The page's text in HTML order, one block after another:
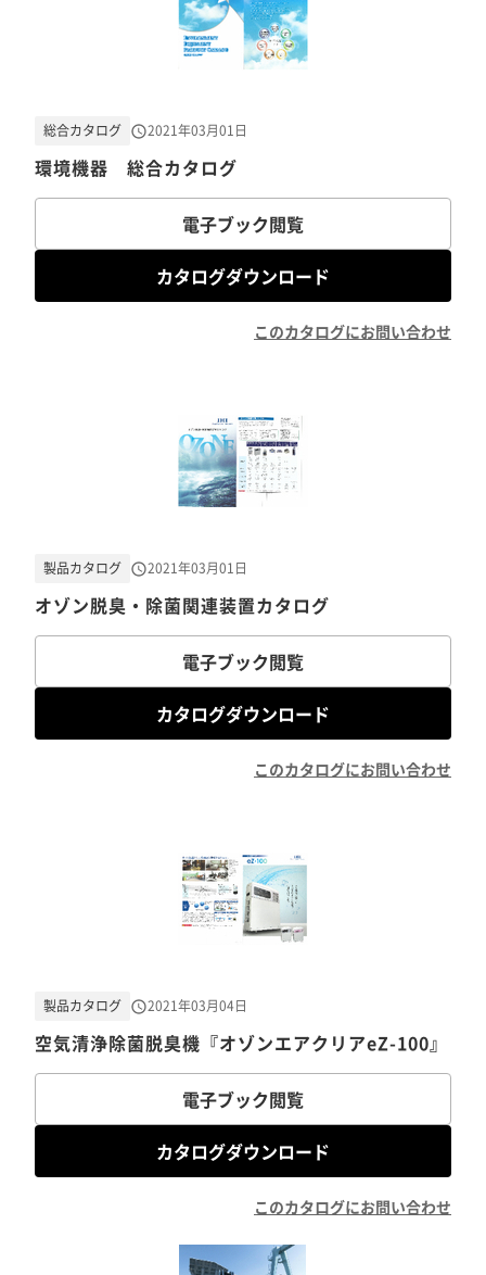
環境機器 総合カタログ
総合カタログ 2021年03月01日
電子ブック閲覧
カタログダウンロード
このカタログにお問い合わせ
オゾン脱臭・除菌関連装置カタログ
製品カタログ 2021年03月01日
電子ブック閲覧
カタログダウンロード
このカタログにお問い合わせ
空気清浄除菌脱臭機『オゾンエアクリアeZ-100』
製品カタログ 2021年03月04日
電子ブック閲覧
カタログダウンロード
このカタログにお問い合わせ